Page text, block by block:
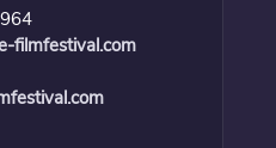
filmfestival.com